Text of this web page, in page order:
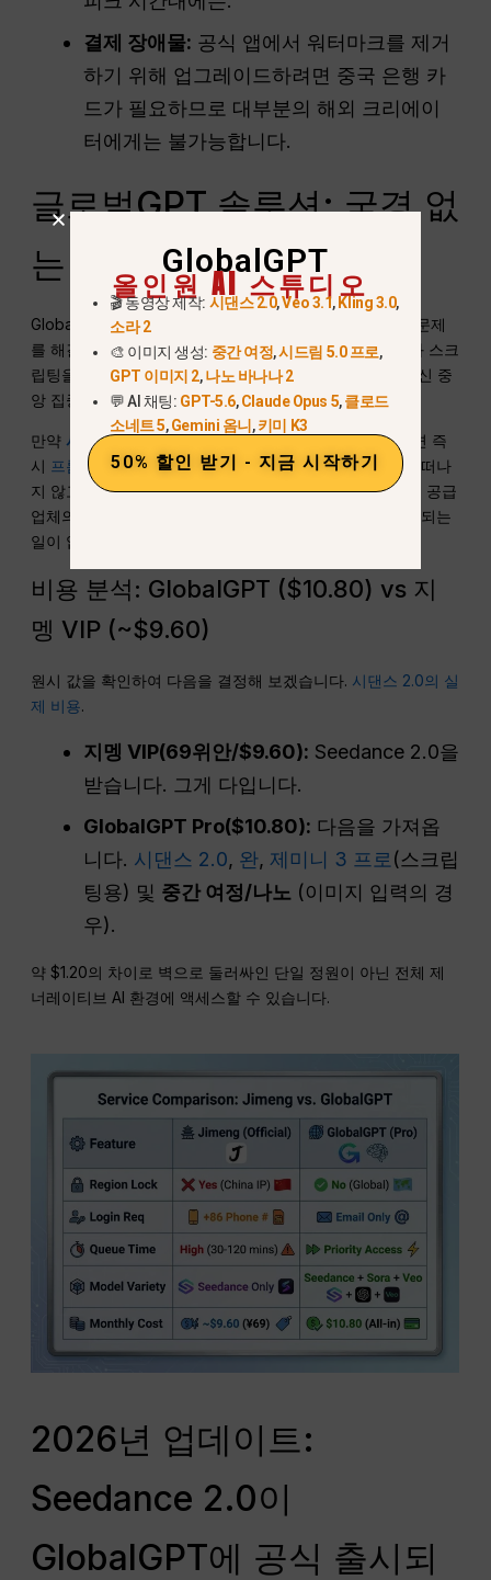
결제 장애물: 공식 앱에서 워터마크를 제거
하기 위해 업그레이드하려면 중국 은행 카
드가 필요하므로 대부분의 해외 크리에이
터에게는 불가능합니다.
글로벌GPT 솔루션: 국경 없
는 시댄스 2.0
GlobalGPT는 통합 허브 역할을 함으로써 액세스 파편화 문제
를 해결합니다. 사용자는 비디오를 위한 WeChat 로그인과 스크
립팅을 위한 별도의 ChatGPT 계정을 번갈아 사용하는 대신 중
앙 집중식 대시보드에 액세스할 수 있습니다.
만약시댄스 2.0가 높은 지연 시간이나 대기열을 보고하면 즉
시 프롬프트 전환 에완, 클링, 또는Veo 3.1 인터페이스를 떠나
지 않고도 사용할 수 있습니다. 이러한 이중화를 통해 단일 공급
업체의 다운타임으로 인해 크리에이티브 프로젝트가 중단되는
일이 없도록 보장합니다.
비용 분석: GlobalGPT ($10.80) vs 지
멩 VIP (~$9.60)
원시 값을 확인하여 다음을 결정해 보겠습니다. 시댄스 2.0의 실
제 비용.
지멩 VIP(69위안/$9.60): Seedance 2.0을
받습니다. 그게 다입니다.
GlobalGPT Pro($10.80): 다음을 가져옵
니다. 시댄스 2.0, 완,제미니 3 프로(스크립
팅용) 및 중간 여정/나노 (이미지 입력의 경
우).
약 $1.20의 차이로 벽으로 둘러싸인 단일 정원이 아닌 전체 제
너레이티브 AI 환경에 액세스할 수 있습니다.
2026년 업데이트:
Seedance 2.0이
GlobalGPT에 공식 출시되
GlobalGPT
올인원 AI 스튜디오
🎬 동영상 제작: 시댄스 2.0,Veo 3.1, Kling 3.0,
소라 2
🎨 이미지 생성: 중간 여정,시드림 5.0 프로,
GPT 이미지 2,나노 바나나 2
💬 AI 채팅: GPT-5.6,Claude Opus 5,클로드
소네트 5,Gemini 옴니 ,키미 K3
50% 할인 받기 - 지금 시작하기